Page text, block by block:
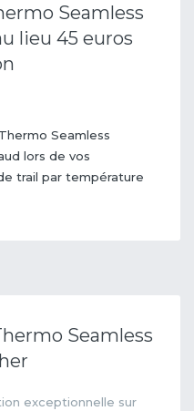
Seamless
lieu 45 euros
Seamless
lors de vos
trail par température
Seamless
exceptionnelle sur